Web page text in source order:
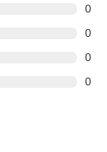
0
0
0
0